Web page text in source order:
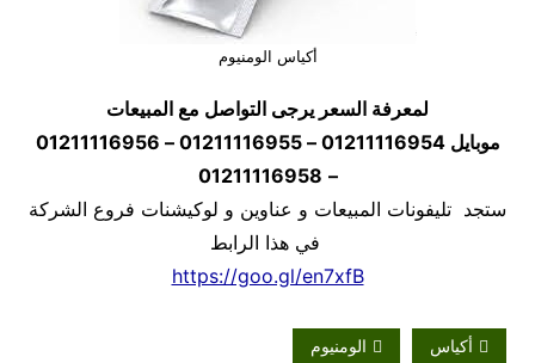
أكياس الومنيوم
لمعرفة السعر يرجى التواصل مع المبيعات
موبايل01211116954 – 01211116955 – 01211116956
–
01211116958
ستجد تليفونات المبيعات و عناوين و لوكيشنات فروع الشركة
في هذا الرابط
https://goo.gl/en7xfB
أكياس الومنيوم